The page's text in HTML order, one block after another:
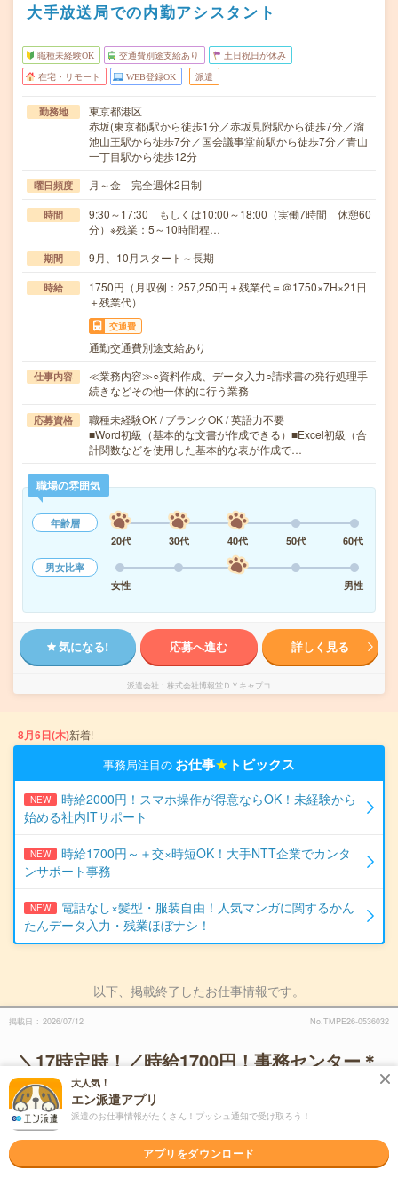
大手放送局での内勤アシスタント
職種未経験OK 交通費別途支給あり 土日祝日が休み
在宅・リモート WEB登録OK 派遣
勤務地
東京都港区
赤坂(東京都)駅から徒歩1分／赤坂見附駅から徒歩7分／溜
池山王駅から徒歩7分／国会議事堂前駅から徒歩7分／青山
一丁目駅から徒歩12分
曜日頻度 月～金 完全週休2日制
時間
9:30～17:30 もしくは10:00～18:00（実働7時間 休憩60
分）※残業：5～10時間程…
期間 9月、10月スタート～長期
時給
1750円（月収例：257,250円＋残業代＝＠1750×7H×21日
＋残業代）
交通費
通勤交通費別途支給あり
仕事内容
≪業務内容≫○資料作成、データ入力○請求書の発行処理手
続きなどその他一体的に行う業務
応募資格
職種未経験OK / ブランクOK / 英語力不要
■Word初級（基本的な文書が作成できる）■Excel初級（合
計関数などを使用した基本的な表が作成で…
職場の雰囲気
年齢層
20代
30代 40代 50代
60代
男女比率
女性
男性
気になる! 応募へ進む 詳しく見る
派遣会社 株式会社博報堂ＤＹキャプコ
8月6日(木)新着!
事務局注目の お仕事★ トピックス
NEW
時給2000円！スマホ操作が得意ならOK！未経験から
始める社内ITサポート
NEW
時給1700円～＋交×時短OK！大手NTT企業でカンタ
ンサポート事務
NEW
電話なし×髪型・服装自由！人気マンガに関するかん
たんデータ入力・残業ほぼナシ！
以下、掲載終了したお仕事情報です。
掲載日 2026/07/12 No.TMPE26-0536032
＼17時定時！／時給1700円！事務センター＊
書類のチェックなどPC少なめ事務
職種
一般事務
派遣先
大手証券会社の事務センター
派遣会社
パーソルテンプスタッフ株式会社
大人気！
エン派遣アプリ
派遣のお仕事情報がたくさん！プッシュ通知で受け取ろう！
アプリをダウンロード